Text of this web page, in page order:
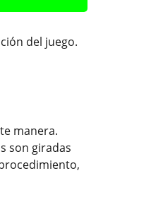
del juego.
manera.
son giradas